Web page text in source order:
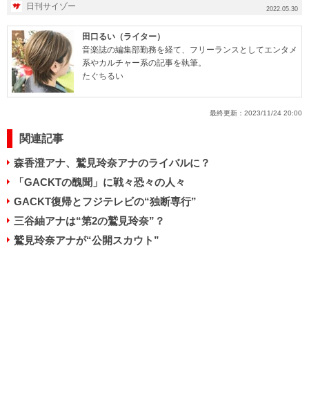
日刊サイゾー 2022.05.30
田口るい（ライター）
音楽誌の編集部勤務を経て、フリーランスとしてエンタメ
系やカルチャー系の記事を執筆。
たぐちるい
最終更新： 2023/11/24 20:00
関連記事
森香澄アナ、鷲見玲奈アナのライバルに？
「GACKTの醜聞」に戦々恐々の人々
GACKT復帰とフジテレビの“独断専行”
三谷紬アナは“第2の鷲見玲奈”？
鷲見玲奈アナが“公開スカウト”